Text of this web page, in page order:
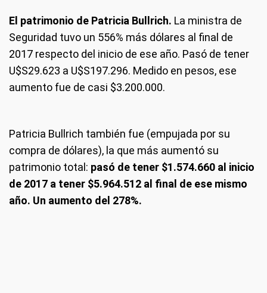
El patrimonio de Patricia Bullrich. La ministra de
Seguridad tuvo un 556% más dólares al final de
2017 respecto del inicio de ese año. Pasó de tener
U$S29.623 a U$S197.296. Medido en pesos, ese
aumento fue de casi $3.200.000.
Patricia Bullrich también fue (empujada por su
compra de dólares), la que más aumentó su
patrimonio total: pasó de tener $1.574.660 al inicio
de 2017 a tener $5.964.512 al final de ese mismo
año. Un aumento del 278%.